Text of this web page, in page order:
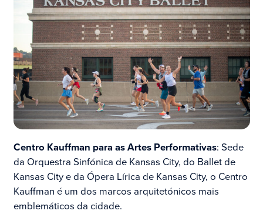
Centro Kauffman para as Artes Performativas: Sede
da Orquestra Sinfónica de Kansas City, do Ballet de
Kansas City e da Ópera Lírica de Kansas City, o Centro
Kauffman é um dos marcos arquitetónicos mais
emblemáticos da cidade.